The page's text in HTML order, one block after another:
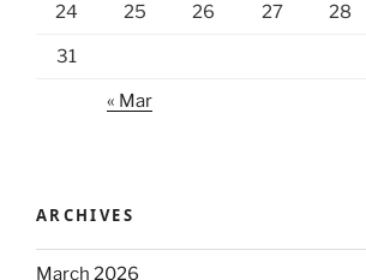
24 25 26 27 28
31
« Mar
ARCHIVES
March 2026